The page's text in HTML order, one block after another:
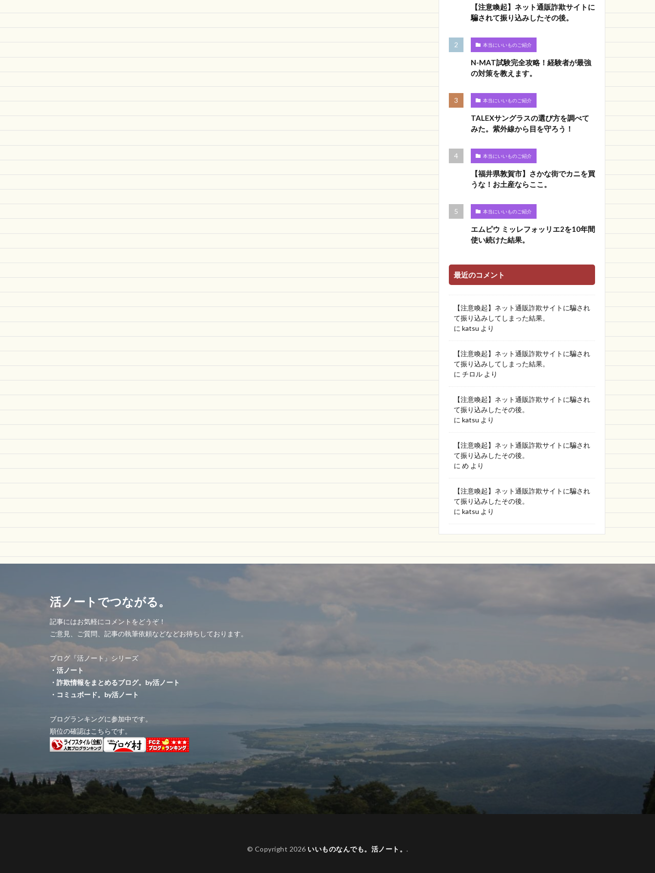
【注意喚起】ネット通販詐欺サイトに
騙されて振り込みしたその後。
本当にいいものご紹介
N-MAT試験完全攻略！経験者が最強
の対策を教えます。
本当にいいものご紹介
TALEXサングラスの選び方を調べて
みた。紫外線から目を守ろう！
本当にいいものご紹介
【福井県敦賀市】さかな街でカニを買
うな！お土産ならここ。
本当にいいものご紹介
エムピウ ミッレフォッリエ2を10年間
使い続けた結果。
最近のコメント
【注意喚起】ネット通販詐欺サイトに騙され
て振り込みしてしまった結果。
に katsu より
【注意喚起】ネット通販詐欺サイトに騙され
て振り込みしてしまった結果。
に チロル より
【注意喚起】ネット通販詐欺サイトに騙され
て振り込みしたその後。
に katsu より
【注意喚起】ネット通販詐欺サイトに騙され
て振り込みしたその後。
に め より
【注意喚起】ネット通販詐欺サイトに騙され
て振り込みしたその後。
に katsu より
活ノートでつながる。
記事にはお気軽にコメントをどうぞ！
ご意見、ご質問、記事の執筆依頼などなどお待ちしております。
ブログ『活ノート』シリーズ
・活ノート
・詐欺情報をまとめるブログ。by活ノート
・コミュボード。by活ノート
ブログランキングに参加中です。
順位の確認はこちらです。
© Copyright 2026 いいものなんでも。活ノート。 .